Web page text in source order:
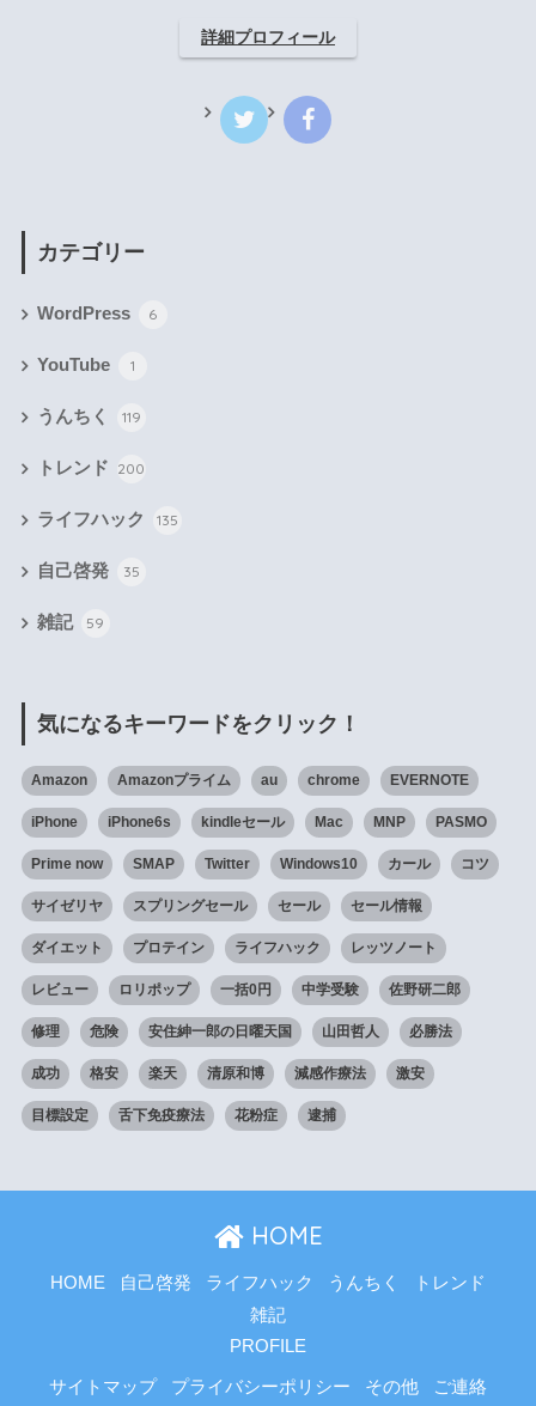
詳細プロフィール
カテゴリー
WordPress 6
YouTube 1
うんちく 119
トレンド 200
ライフハック 135
自己啓発 35
雑記 59
気になるキーワードをクリック！
Amazon Amazonプライム au chrome EVERNOTE
iPhone iPhone6s kindleセール Mac MNP PASMO
Prime now SMAP Twitter Windows10 カール コツ
サイゼリヤ スプリングセール セール セール情報
ダイエット プロテイン ライフハック レッツノート
レビュー ロリポップ 一括0円 中学受験 佐野研二郎
修理 危険 安住紳一郎の日曜天国 山田哲人 必勝法
成功 格安 楽天 清原和博 減感作療法 激安
目標設定 舌下免疫療法 花粉症 逮捕
HOME
HOME 自己啓発 ライフハック うんちく
トレンド
雑記
PROFILE
サイトマップ プライバシーポリシー その他 ご連絡